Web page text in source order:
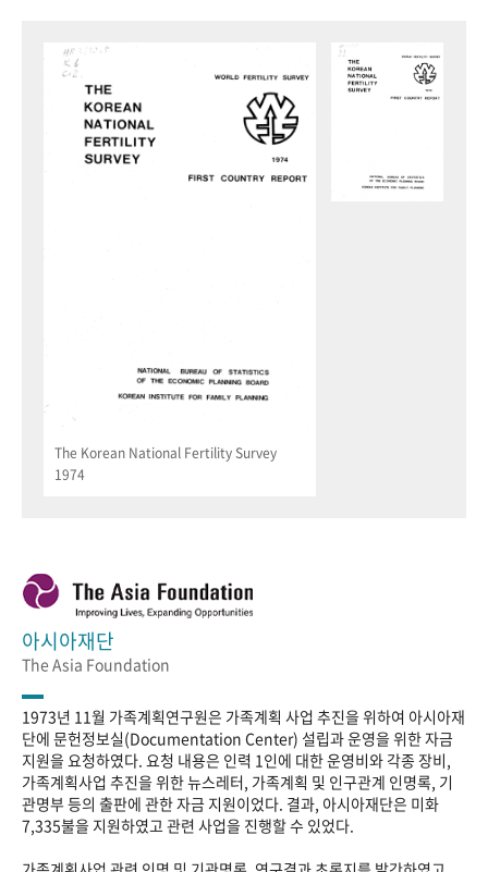
The Korean National Fertility Survey
1974
아시아재단
The Asia Foundation
1973년 11월 가족계획연구원은 가족계획 사업 추진을 위하여 아시아재
단에 문헌정보실(Documentation Center) 설립과 운영을 위한 자금
지원을 요청하였다. 요청 내용은 인력 1인에 대한 운영비와 각종 장비,
가족계획사업 추진을 위한 뉴스레터, 가족계획 및 인구관계 인명록, 기
관명부 등의 출판에 관한 자금 지원이었다. 결과, 아시아재단은 미화
7,335불을 지원하였고 관련 사업을 진행할 수 있었다.